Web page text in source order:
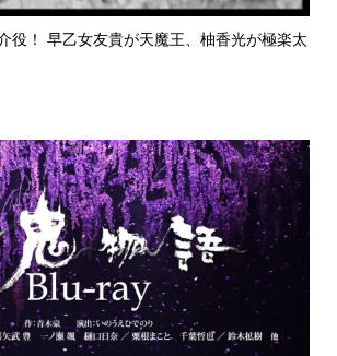
役！ 早乙女友貴が天魔王、柚香光が極楽太